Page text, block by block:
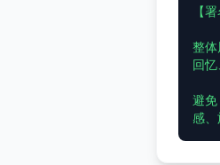
【署
整体
回
避